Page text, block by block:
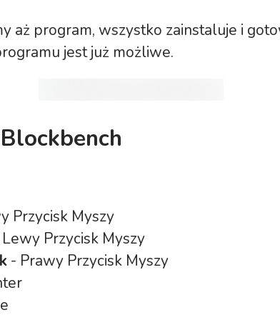
aż program, wszystko zainstaluje i
jest już możliwe.
Przycisk Myszy
Przycisk Myszy
- Prawy Przycisk Myszy